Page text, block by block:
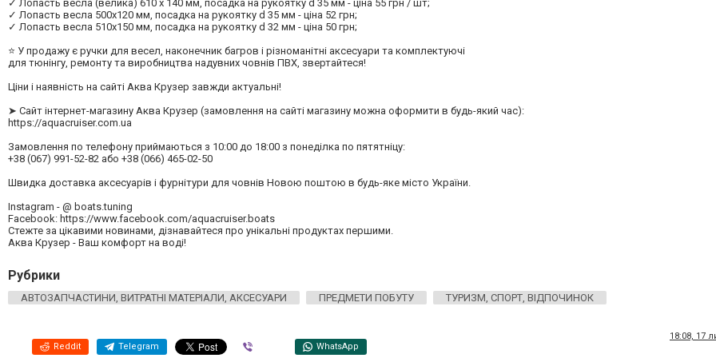
✓ Лопасть весла (велика) 610 х 140 мм, посадка на рукоятку d 35 мм - ціна 55 грн / шт;
✓ Лопасть весла 500х120 мм, посадка на рукоятку d 35 мм - ціна 52 грн;
✓ Лопасть весла 510х150 мм, посадка на рукоятку d 32 мм - ціна 50 грн;
⭐ У продажу є ручки для весел, наконечник багров і різноманітні аксесуари та комплектуючі
для тюнінгу, ремонту та виробництва надувних човнів ПВХ, звертайтеся!
Ціни і наявність на сайті Аква Крузер завжди актуальні!
➤ Сайт інтернет-магазину Аква Крузер (замовлення на сайті магазину можна оформити в будь-який час):
https://aquacruiser.com.ua
Замовлення по телефону приймаються з 10:00 до 18:00 з понеділка по пятятніцу:
+38 (067) 991-52-82 або +38 (066) 465-02-50
Швидка доставка аксесуарів і фурнітури для човнів Новою поштою в будь-яке місто України.
Instagram - @ boats.tuning
Facebook: https://www.facebook.com/aquacruiser.boats
Стежте за цікавими новинами, дізнавайтеся про унікальні продуктах першими.
Аква Крузер - Ваш комфорт на воді!
Рубрики
АВТОЗАПЧАСТИНИ, ВИТРАТНІ МАТЕРІАЛИ, АКСЕСУАРИ ПРЕДМЕТИ ПОБУТУ ТУРИЗМ, СПОРТ, ВІДПОЧИНОК
Reddit Telegram WhatsApp
18:08, 17